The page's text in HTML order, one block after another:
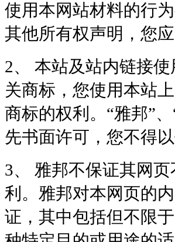
使用本网站材料的行
其他所有权声明，您
2、 本站及站内链接
关商标，您使用本站
商标的权利。“雅邦”、
先书面许可，您不得
3、 雅邦不保证其网
利。雅邦对本网页的
证，其中包括但不限